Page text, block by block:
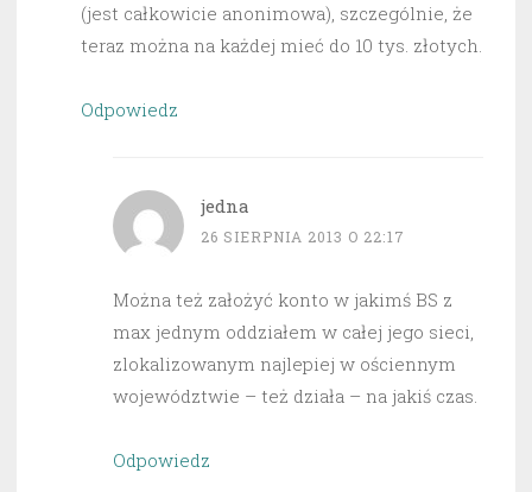
(jest całkowicie anonimowa), szczególnie, że
teraz można na każdej mieć do 10 tys. złotych.
Odpowiedz
jedna
26 SIERPNIA 2013 O 22:17
Można też założyć konto w jakimś BS z
max jednym oddziałem w całej jego sieci,
zlokalizowanym najlepiej w ościennym
województwie – też działa – na jakiś czas.
Odpowiedz